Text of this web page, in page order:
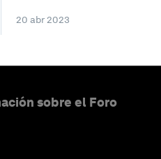
20 abr 2023
sobre el Foro